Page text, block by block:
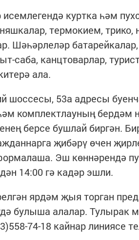
куртка һәм
термокием, трико,
Шәһәрлеләр
саба, канцтоварлар,
ала.
шоссесы, 53а адресы
комплектлауның бердәм
берсе бушлай биргән.
җибәрү өчен
Эш көннәрендә
14:00 гә кадәр эшли.
ярдәм җыя торган
булыша алалар. Тулырак
74-18 кайнар линиясе